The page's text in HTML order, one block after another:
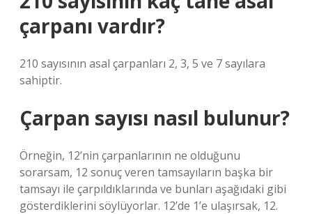
çarpanı vardır?
210 sayısının asal çarpanları 2, 3, 5 ve 7 sayılara
sahiptir.
Çarpan sayısı nasıl bulunur?
Örneğin, 12’nin çarpanlarının ne olduğunu
sorarsam, 12 sonuç veren tamsayıların başka bir
tamsayı ile çarpıldıklarında ve bunları aşağıdaki gibi
gösterdiklerini söylüyorlar. 12’de 1’e ulaşırsak, 12.